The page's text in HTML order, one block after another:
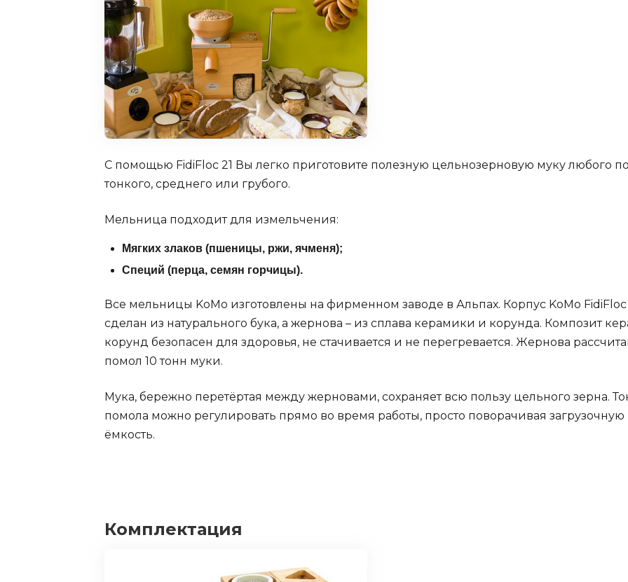
С помощью FidiFloc 21 Вы легко приготовите полезную цельнозерновую муку любого
тонкого, среднего или грубого.
Мельница подходит для измельчения:
Мягких злаков (пшеницы, ржи, ячменя);
Специй (перца, семян горчицы).
Все мельницы KoMo изготовлены на фирменном заводе в Альпах. Корпус KoMo FidiFloc
сделан из натурального бука, а жернова – из сплава керамики и корунда. Композит
корунд безопасен для здоровья, не стачивается и не перегревается. Жернова
помол 10 тонн муки.
Мука, бережно перетёртая между жерновами, сохраняет всю пользу цельного зерна.
помола можно регулировать прямо во время работы, просто поворачивая загрузочную
ёмкость.
Комплектация